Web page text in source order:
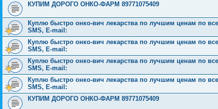
КУПИМ ДОРОГО ОНКО-ФАРМ 89771075409
Куплю быстро онко-вич лекарства по лучшим ценам по
SMS, E-mail:
Куплю быстро онко-вич лекарства по лучшим ценам по
SMS, E-mail:
Куплю быстро онко-вич лекарства по лучшим ценам по
SMS, E-mail:
Куплю быстро онко-вич лекарства по лучшим ценам по
SMS, E-mail:
КУПИМ ДОРОГО ОНКО-ФАРМ 89771075409